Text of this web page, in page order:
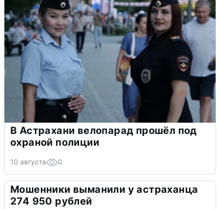
В Астрахани велопарад прошёл под
охраной полиции
10 августа 0
Мошенники выманили у астраханца
274 950 рублей